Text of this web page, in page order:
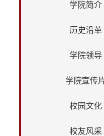
学院简介
历史沿革
学院领导
学院宣传
校园文化
校友风采